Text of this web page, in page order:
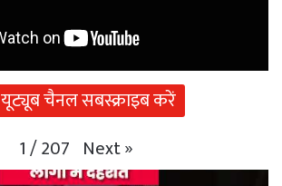
यूट्यूब चैनल सबस्क्राइब करें
1/207 Next»